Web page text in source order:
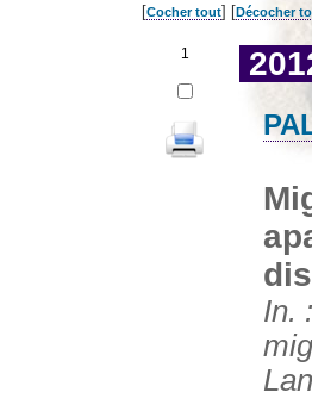
[Cocher tout] [Décocher
1
In.